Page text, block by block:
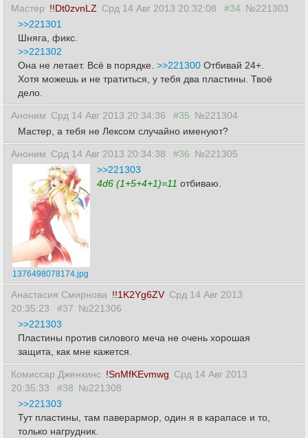
Мастер !!Dt0zvnLZ Срд 14 Авг 2013 20:32:08 #34 №221303
>>221301
Шняга, фикс.
>>221302
Она не летает. Всё в порядке. >>221300 Отбивай 24+.
Хотя можешь и не тратиться, у тебя два пластины. Твоё
дело.
Аноним Срд 14 Авг 2013 20:34:36 #35 №221304
Мастер, а тебя не Лексом случайно именуют?
Аноним Срд 14 Авг 2013 20:34:38 #36 №221305
1376498078174.jpg
>>221303
4d6 (1+5+4+1)=11 отбиваю.
Анастасия Смирнова !!1K2Yg6ZV Срд 14 Авг 2013
20:35:23
#37 №221306
>>221303
Пластины против силового меча не очень хорошая
защита, как мне кажется.
Комиссар Дженкинс !SnMfKEvmwg Срд 14 Авг 2013
20:35:33
#38 №221308
>>221303
Тут пластины, там паверармор, один я в карапасе и то,
только нагрудник.